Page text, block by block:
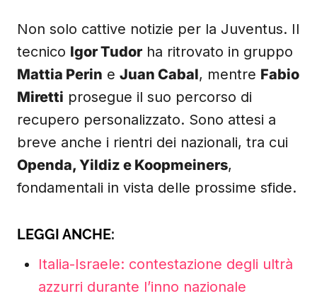
Non solo cattive notizie per la Juventus. Il
tecnico Igor Tudor ha ritrovato in gruppo
Mattia Perin e Juan Cabal, mentre Fabio
Miretti prosegue il suo percorso di
recupero personalizzato. Sono attesi a
breve anche i rientri dei nazionali, tra cui
Openda, Yildiz e Koopmeiners,
fondamentali in vista delle prossime sfide.
LEGGI ANCHE:
Italia-Israele: contestazione degli ultrà
azzurri durante l’inno nazionale